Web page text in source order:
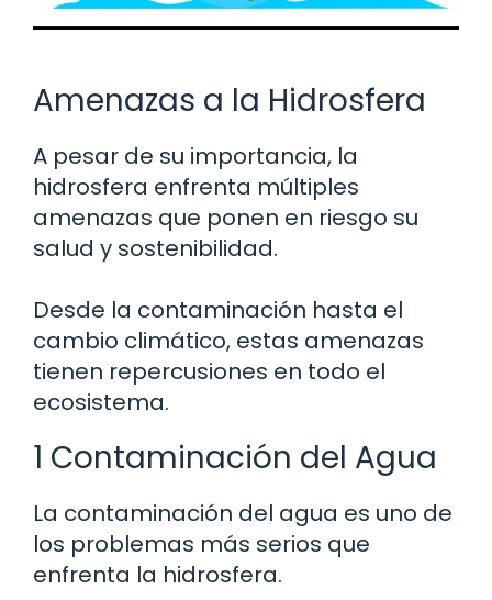
Amenazas a la Hidrosfera
A pesar de su importancia, la
hidrosfera enfrenta múltiples
amenazas que ponen en riesgo su
salud y sostenibilidad.
Desde la contaminación hasta el
cambio climático, estas amenazas
tienen repercusiones en todo el
ecosistema.
1 Contaminación del Agua
La contaminación del agua es uno de
los problemas más serios que
enfrenta la hidrosfera.